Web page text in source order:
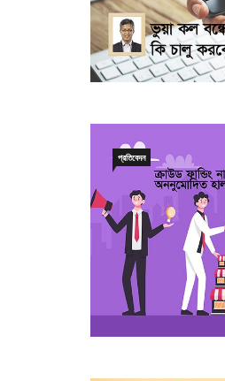
প্রতিবেদন